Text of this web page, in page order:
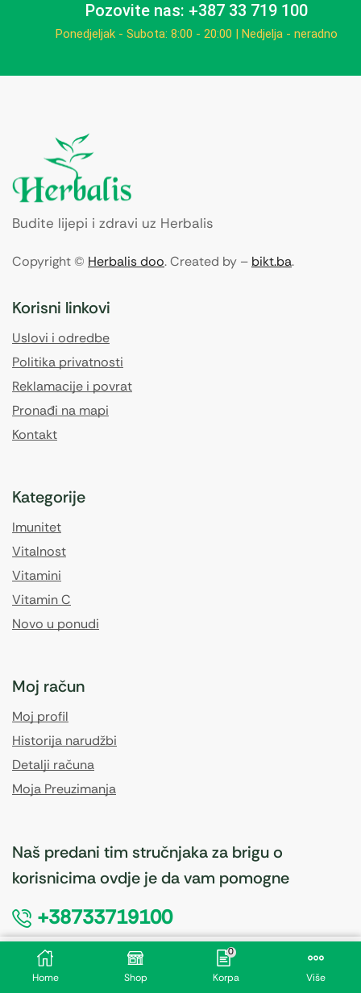
20,00 Dodaj U Korpu
Home Shop
0
Korpa Više
Pozovite nas: +387 33 719 100
Ponedjeljak - Subota: 8:00 - 20:00 | Nedjelja - neradno
Budite lijepi i zdravi uz Herbalis
Copyright © Herbalis doo. Created by – bikt.ba.
Korisni linkovi
Uslovi i odredbe
Politika privatnosti
Reklamacije i povrat
Pronađi na mapi
Kontakt
Kategorije
Imunitet
Vitalnost
Vitamini
Vitamin C
Novo u ponudi
Moj račun
Moj profil
Historija narudžbi
Detalji računa
Moja Preuzimanja
Naš predani tim stručnjaka za brigu o
korisnicima ovdje je da vam pomogne
+38733719100